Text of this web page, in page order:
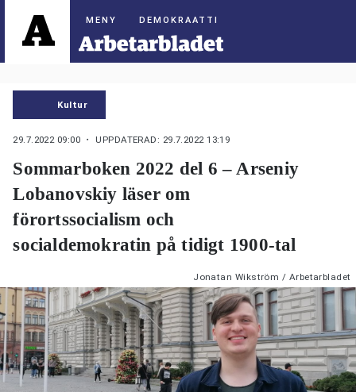
DEMOKRAATTI
Kultur
29.7.2022 09:00 ・ UPPDATERAD: 29.7.2022 13:19
Sommarboken 2022 del 6 – Arseniy
Lobanovskiy läser om
förortssocialism och
socialdemokratin på tidigt 1900-tal
Jonatan Wikström / Arbetarbladet